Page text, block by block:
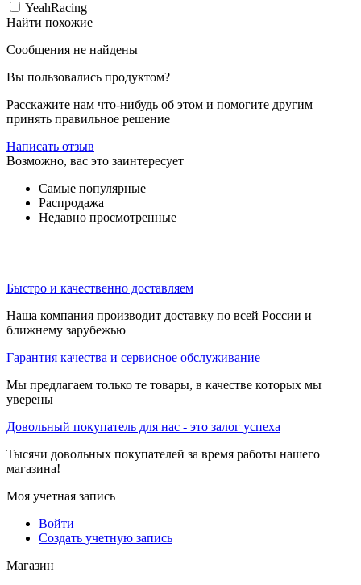
YeahRacing
Найти похожие
Сообщения не найдены
Вы пользовались продуктом?
Расскажите нам что-нибудь об этом и помогите другим
принять правильное решение
Написать отзыв
Возможно, вас это заинтересует
Самые популярные
Распродажа
Недавно просмотренные
Быстро и качественно доставляем
Наша компания производит доставку по всей России и
ближнему зарубежью
Гарантия качества и сервисное обслуживание
Мы предлагаем только те товары, в качестве которых мы
уверены
Довольный покупатель для нас - это залог успеха
Тысячи довольных покупателей за время работы нашего
магазина!
Моя учетная запись
Войти
Создать учетную запись
Магазин